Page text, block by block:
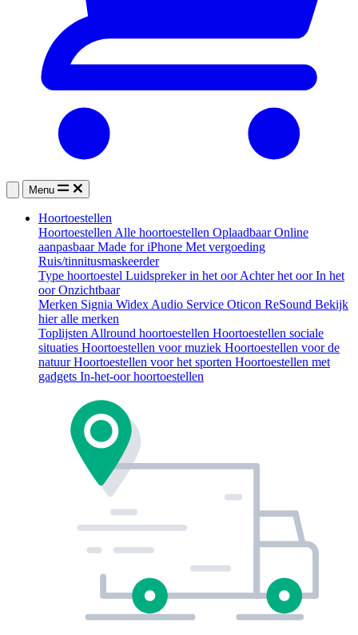
Menu
Hoortoestellen
HoortoestellenAlle hoortoestellen OplaadbaarOnline
aanpasbaarMade for iPhone Met vergoeding
Ruis/tinnitusmaskeerder
Type hoortoestel Luidspreker in het oorAchter het oorIn het
oorOnzichtbaar
Merken Signia WidexAudio Service Oticon ReSound Bekijk
hier alle merken
ToplijstenAllround hoortoestellen Hoortoestellen sociale
situaties Hoortoestellen voor muziek Hoortoestellen voor de
natuurHoortoestellen voor het sporten Hoortoestellen met
gadgets In-het-oor hoortoestellen